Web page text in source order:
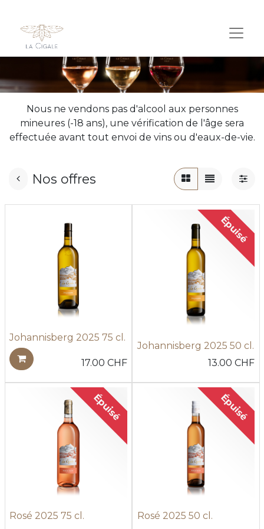
Nous ne vendons pas d'alcool aux personnes
mineures (-18 ans), une vérification de l'âge sera
effectuée avant tout envoi de vins ou d'eaux-de-vie.
Nos offres
Johannisberg 2025 75 cl.
17.00 CHF
Épuisé
Johannisberg 2025 50 cl.
13.00 CHF
Épuisé
Rosé 2025 75 cl.
Épuisé
Rosé 2025 50 cl.